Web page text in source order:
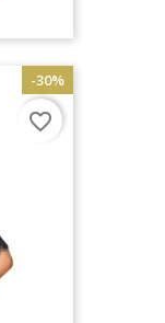
-30%
favorite_border